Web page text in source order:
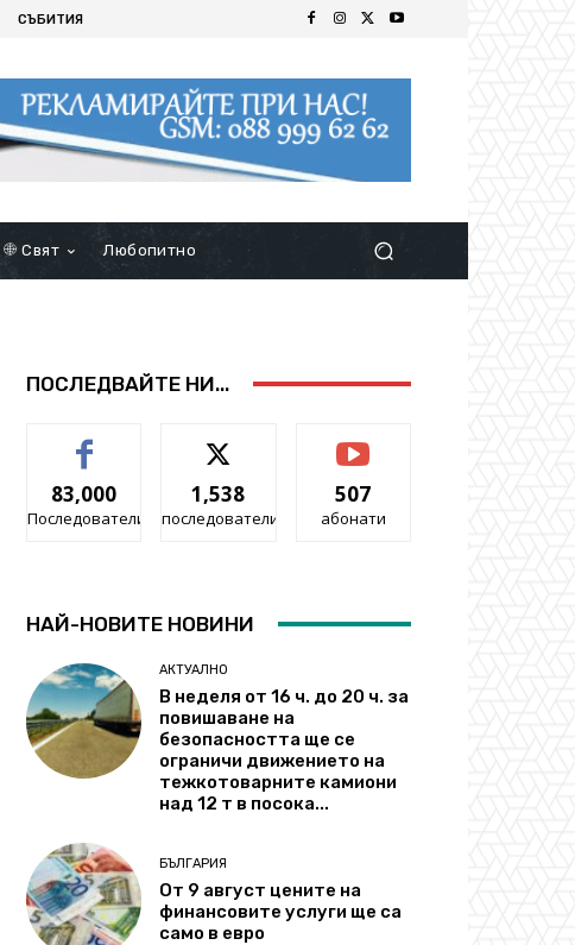
СЪБИТИЯ
Свят Любопитно
ПОСЛЕДВАЙТЕ НИ...
83,000
Последователи
1,538
последователи
507
абонати
НАЙ-НОВИТЕ НОВИНИ
АКТУАЛНО
В неделя от 16 ч. до 20 ч. за
повишаване на
безопасността ще се
ограничи движението на
тежкотоварните камиони
над 12 т в посока...
БЪЛГАРИЯ
От 9 август цените на
финансовите услуги ще са
само в евро